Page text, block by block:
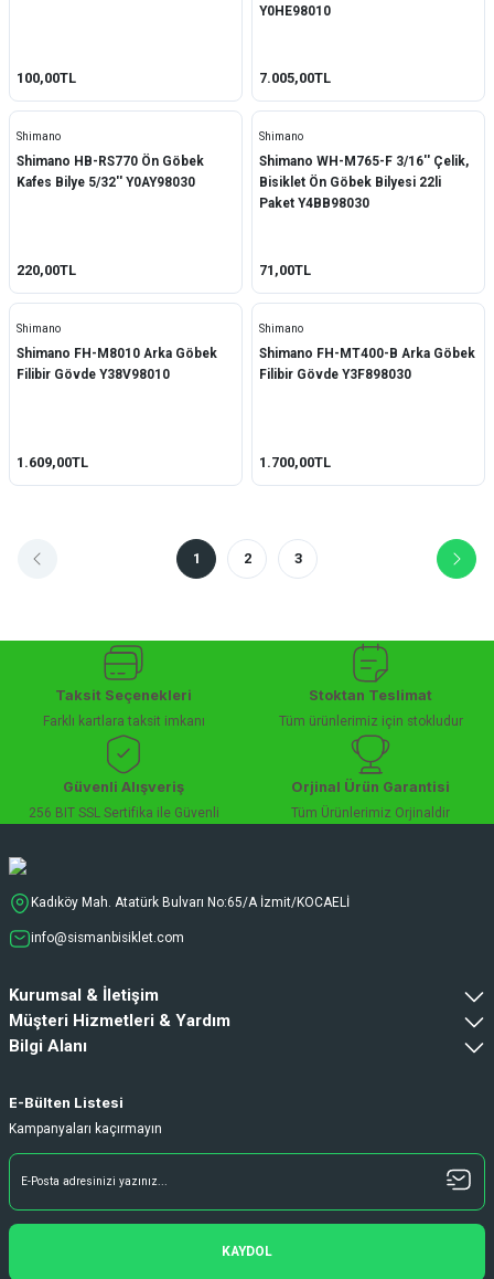
100,00TL
Y0HE98010
7.005,00TL
Shimano
Shimano HB-RS770 Ön Göbek
Kafes Bilye 5/32'' Y0AY98030
220,00TL
Shimano
Shimano WH-M765-F 3/16'' Çelik,
Bisiklet Ön Göbek Bilyesi 22li
Paket Y4BB98030
71,00TL
Shimano
Shimano FH-M8010 Arka Göbek
Filibir Gövde Y38V98010
1.609,00TL
Shimano
Shimano FH-MT400-B Arka Göbek
Filibir Gövde Y3F898030
1.700,00TL
1 2 3
Taksit Seçenekleri
Farklı kartlara taksit imkanı
Stoktan Teslimat
Tüm ürünlerimiz için stokludur
Güvenli Alışveriş
256 BIT SSL Sertifika ile Güvenli
Orjinal Ürün Garantisi
Tüm Ürünlerimiz Orjinaldir
Kadıköy Mah. Atatürk Bulvarı No:65/A İzmit/KOCAELİ
info@sismanbisiklet.com
Kurumsal & İletişim
Müşteri Hizmetleri & Yardım
Bilgi Alanı
E-Bülten Listesi
Kampanyaları kaçırmayın
KAYDOL